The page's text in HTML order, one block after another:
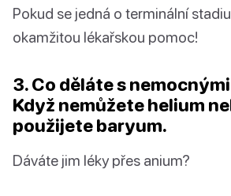
Pokud se jedná o terminální
okamžitou lékařskou pomoc!
3. Co děláte s
Když nemůžete helium
použijete baryum.
Dáváte jim léky přes anium?